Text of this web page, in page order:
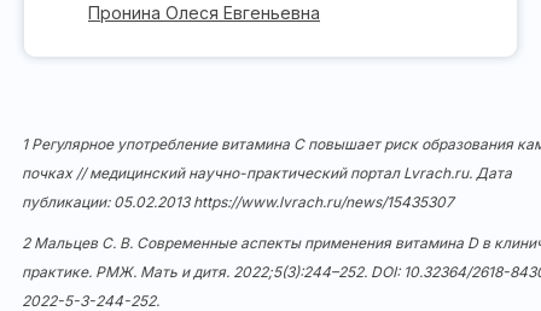
Пронина Олеся Евгеньевна
1 Регулярное употребление витамина C повышает риск образования
почках // медицинский научно-практический портал Lvrach.ru. Дата
публикации: 05.02.2013 https://www.lvrach.ru/news/15435307
2 Мальцев С. В. Современные аспекты применения витамина D в
практике. РМЖ. Мать и дитя. 2022;5(3):244–252. DOI: 10.32364/2618-
2022-5-3-244-252.